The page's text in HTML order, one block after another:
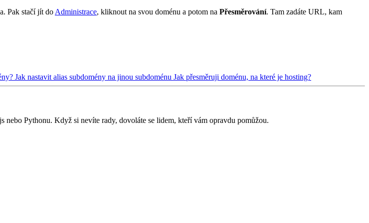
Pak stačí jít do Administrace, kliknout na svou doménu a potom na Přesměrování. Tam zadáte URL, kam
Jak nastavit alias subdomény na jinou subdoménu Jak přesměruji doménu, na které je hosting?
Pythonu. Když si nevíte rady, dovoláte se lidem, kteří vám opravdu pomůžou.